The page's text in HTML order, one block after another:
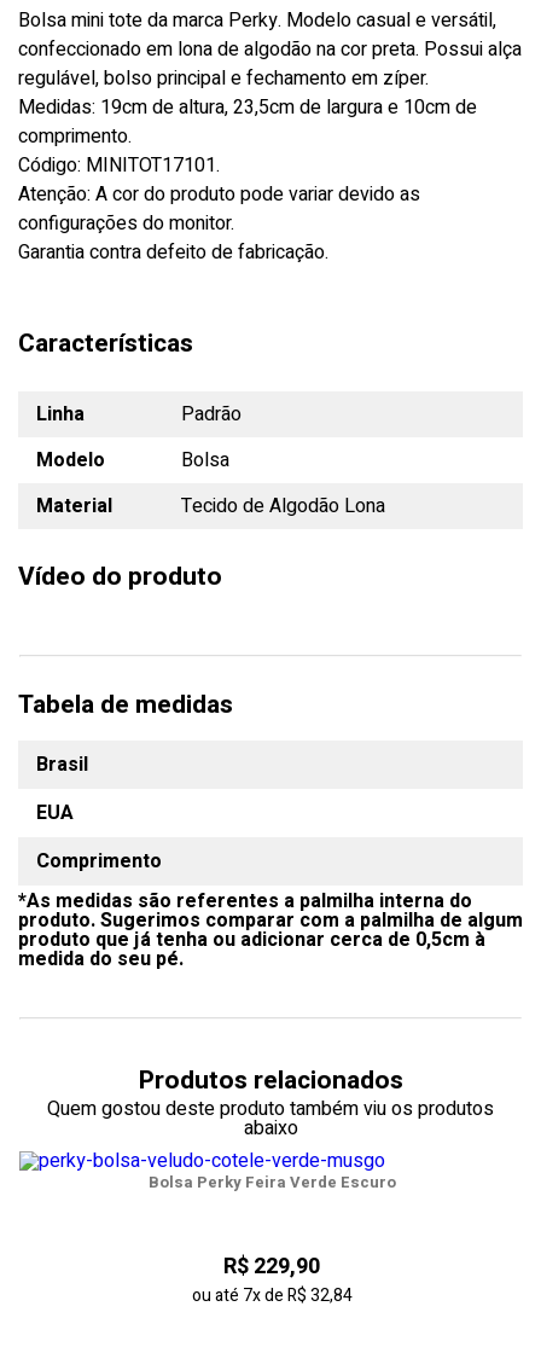
Bolsa mini tote da marca Perky. Modelo casual e versátil,
confeccionado em lona de algodão na cor preta. Possui alça
regulável, bolso principal e fechamento em zíper.
Medidas: 19cm de altura, 23,5cm de largura e 10cm de
comprimento.
Código: MINITOT17101.
Atenção: A cor do produto pode variar devido as
configurações do monitor.
Garantia contra defeito de fabricação.
Características
Linha
Padrão
Modelo
Bolsa
Material
Tecido de Algodão Lona
Vídeo do produto
Tabela de medidas
Brasil
EUA
Comprimento
*As medidas são referentes a palmilha interna do
produto. Sugerimos comparar com a palmilha de algum
produto que já tenha ou adicionar cerca de 0,5cm à
medida do seu pé.
Produtos relacionados
Quem gostou deste produto também viu os produtos
abaixo
Bolsa Perky Feira Verde Escuro
R$ 229,90
ou até 7xdeR$ 32,84